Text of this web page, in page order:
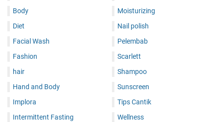
Body
Diet
Facial Wash
Fashion
hair
Hand and Body
Implora
Intermittent Fasting
Moisturizing
Nail polish
Pelembab
Scarlett
Shampoo
Sunscreen
Tips Cantik
Wellness